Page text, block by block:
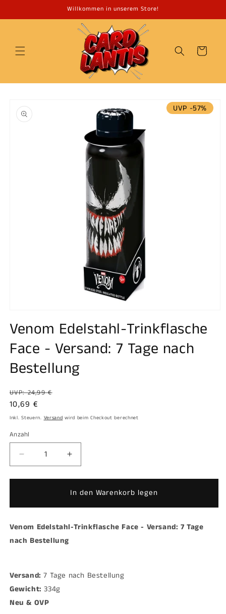
Inhalt
Willkommen in unserem Store!
Warenkorb
UVP -57%
in
Modal
öffnen
Venom Edelstahl-Trinkflasche
Face - Versand: 7 Tage nach
Bestellung
Normaler
Preis
UVP: 24,99 €
Verkaufspreis
10,69 €
Inkl. Steuern. Versand wird beim Checkout berechnet
Anzahl
Anzahl
Verringere
die
Menge
Trinkflasche
Face
-
Tage
nach
Bestellung
Erhöhe
die
Menge
für
Trinkflasche
Face
Tage
In den Warenkorb legen
Venom Edelstahl-Trinkflasche Face - Versand: 7 Tage
nach Bestellung
Versand:7 Tage nach Bestellung
Gewicht:334g
Neu & OVP